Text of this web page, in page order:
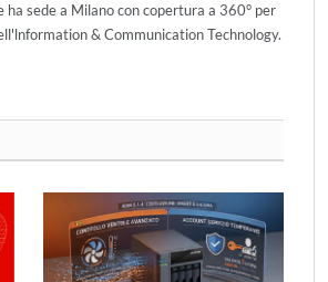
sede a Milano con copertura a 360° per
& Communication Technology.